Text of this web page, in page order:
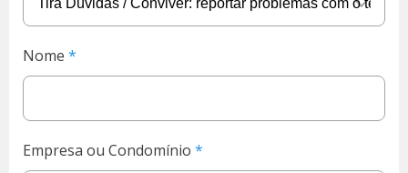
Nome
Empresa ou Condomínio